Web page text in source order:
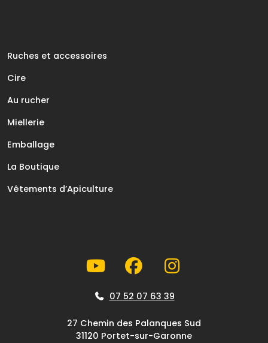
Ruches et accessoires
Cire
Au rucher
Miellerie
Emballage
La Boutique
Vêtements d’Apiculture
07 52 07 63 39
27 Chemin des Palanques Sud
31120 Portet-sur-Garonne